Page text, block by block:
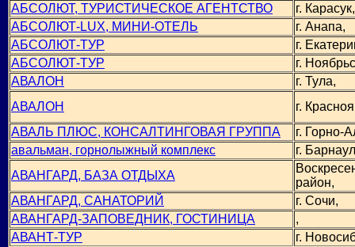
АБСОЛЮТ, ТУРИСТИЧЕСКОЕ АГЕНТСТВО
г. Карасук,
АБСОЛЮТ-LUX, МИНИ-ОТЕЛЬ
г. Анапа,
АБСОЛЮТ-ТУР
г.
АБСОЛЮТ-ТУР
г.
АВАЛОН
г. Тула,
АВАЛОН
г.
АВАЛЬ ПЛЮС, КОНСАЛТИНГОВАЯ ГРУППА
г. Горно-
авальман, горнолыжный комплекс
г.
АВАНГАРД, БАЗА ОТДЫХА
район,
АВАНГАРД, САНАТОРИЙ
г. Сочи,
АВАНГАРД-ЗАПОВЕДНИК, ГОСТИНИЦА
,
АВАНТ-ТУР
г.